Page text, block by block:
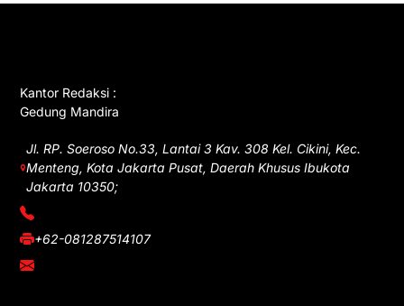
Kantor Redaksi :
Gedung Mandira
Jl. RP. Soeroso No.33, Lantai 3 Kav. 308 Kel. Cikini, Kec.
Menteng, Kota Jakarta Pusat, Daerah Khusus Ibukota
Jakarta 10350;
(021) 3908026
+62-081287514107
adm@iawnews.com